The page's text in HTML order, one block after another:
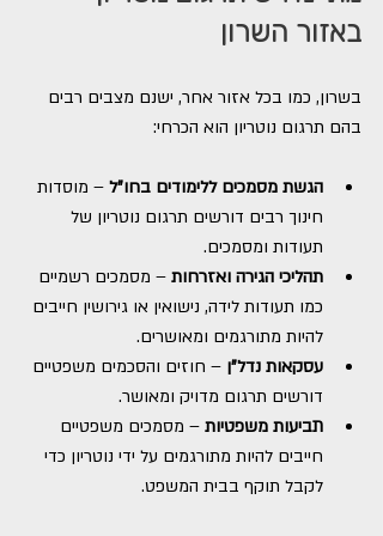
באזור השרון
בשרון, כמו בכל אזור אחר, ישנם מצבים רבים
בהם תרגום נוטריון הוא הכרחי:
הגשת מסמכים ללימודים בחו"ל – מוסדות
חינוך רבים דורשים תרגום נוטריון של
תעודות ומסמכים.
תהליכי הגירה ואזרחות – מסמכים רשמיים
כמו תעודות לידה, נישואין או גירושין חייבים
להיות מתורגמים ומאושרים.
עסקאות נדל"ן – חוזים והסכמים משפטיים
דורשים תרגום מדויק ומאושר.
תביעות משפטיות – מסמכים משפטיים
חייבים להיות מתורגמים על ידי נוטריון כדי
לקבל תוקף בבית המשפט.